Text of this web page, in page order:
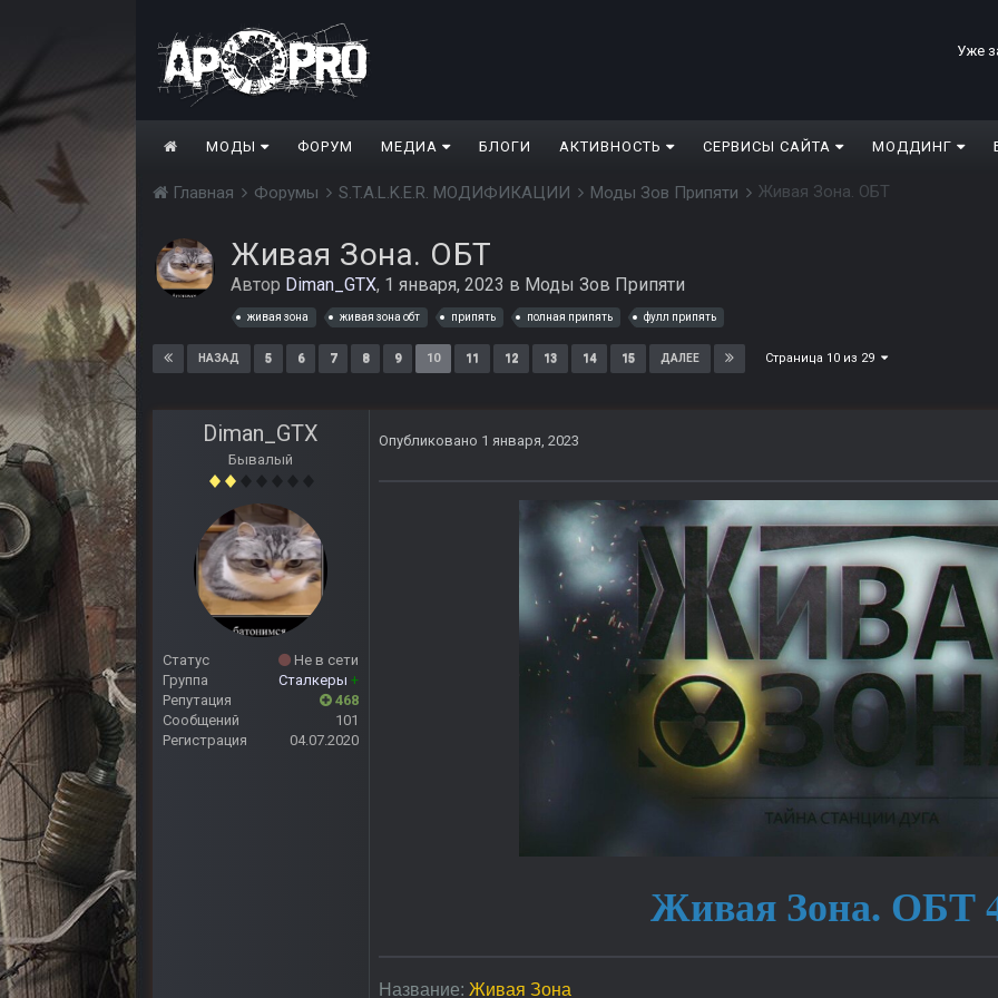
Уже
МОДЫ ФОРУМ МЕДИА БЛОГИ АКТИВНОСТЬ СЕРВИСЫ САЙТА МОДДИНГ
Главная Форумы S.T.A.L.K.E.R. МОДИФИКАЦИИ Моды Зов Припяти Живая Зона. ОБТ
Живая Зона. ОБТ
Автор Diman_GTX, 1 января, 2023 в Моды Зов Припяти
живая зона живая зона обт припять полная припять фулл припять
НАЗАД 5 6 7 8 9 10 11 12 13 14 15 ДАЛЕЕ Страница 10 из 29
Diman_GTX
Бывалый
Статус
Не в сети
Группа
Сталкеры +
Репутация
468
Сообщений
101
Регистрация
04.07.2020
Опубликовано 1 января, 2023
Живая Зона. ОБТ
Название: Живая Зона